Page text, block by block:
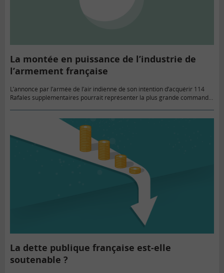
La montée en puissance de l’industrie de
l’armement française
L’annonce par l’armée de l’air indienne de son intention d’acquérir 114
Rafales supplémentaires pourrait représenter la plus grande commande
La dette publique française est-elle
soutenable ?